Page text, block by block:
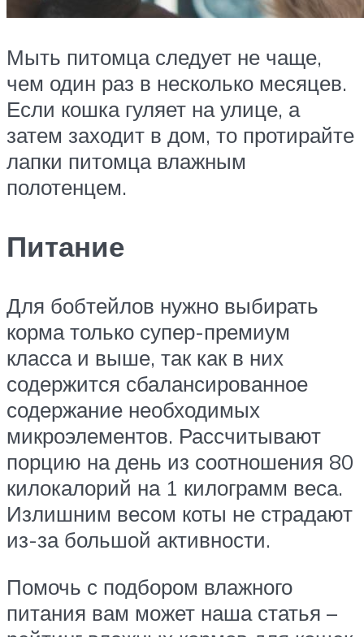
Мыть питомца следует не чаще,
чем один раз в несколько месяцев.
Если кошка гуляет на улице, а
затем заходит в дом, то протирайте
лапки питомца влажным
полотенцем.
Питание
Для бобтейлов нужно выбирать
корма только супер-премиум
класса и выше, так как в них
содержится сбалансированное
содержание необходимых
микроэлементов. Рассчитывают
порцию на день из соотношения 80
килокалорий на 1 килограмм веса.
Излишним весом коты не страдают
из-за большой активности.
Помочь с подбором влажного
питания вам может наша статья –